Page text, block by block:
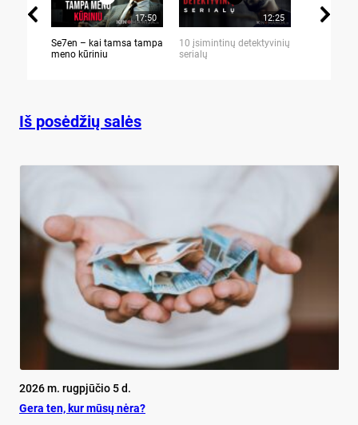
17:50
Se7en – kai tamsa tampa
meno kūriniu
12:25
10 įsimintinų detektyvinių
serialų
Iš posėdžių salės
2026 m. rugpjūčio 5 d.
Ge­ra ten, kur mū­sų nė­ra?